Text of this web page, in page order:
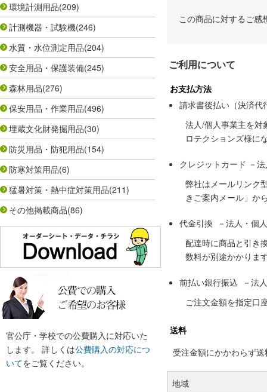
環境計測用品(209)
計測機器・試験機(246)
水質・水位測定用品(204)
安全用品・保護装備(245)
森林用品(276)
保安用品・作業用品(496)
埋蔵文化財発掘用品(30)
防災用品・防犯用品(154)
防寒対策用品(6)
猛暑対策・熱中症対策用品(211)
その他掲載商品(86)
官公庁・学校での公費購入に対応いた
します。 詳しくは公費購入の対応につ
いてをご覧ください。
この商品に対するご感
ご利用について
お支払方法
請求書後払い（決済代
法人/個人事業主を対
ロテクションズ様に
クレジットカード －
弊社はメールリンク
きご案内メール」か
代金引換 －法人・個
配達時に商品と引き
数料が別途かかりま
前払い銀行振込 －法
ご注文金額を指定口
送料
受注金額にかかわらず
地域